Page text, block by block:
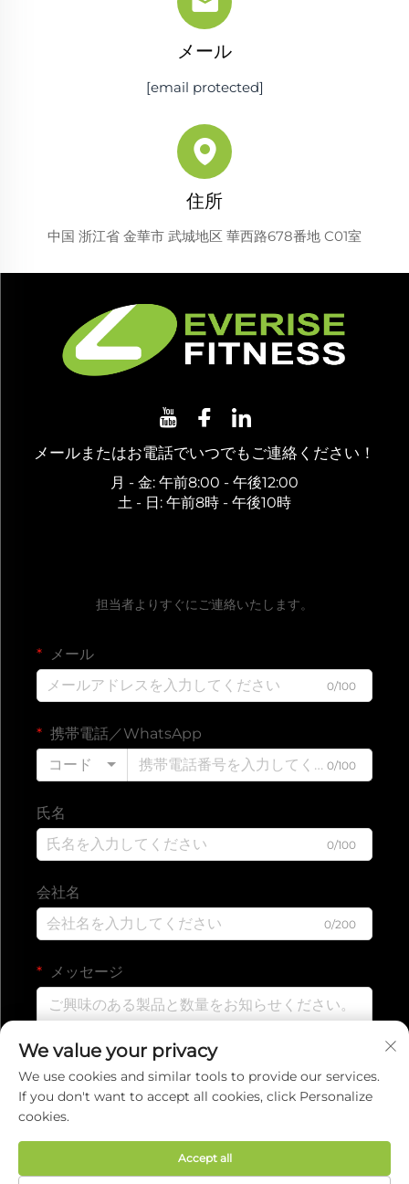
メール
[email protected]
住所
中国 浙江省 金華市 武城地区 華西路678番地 C01室
メールまたはお電話でいつでもご連絡ください！
月 - 金: 午前8:00 - 午後12:00
土 - 日: 午前8時 - 午後10時
担当者よりすぐにご連絡いたします。
メール
0/100
携帯電話／WhatsApp
コード
0/100
氏名
0/100
会社名
0/200
メッセージ
We value your privacy
We use cookies and similar tools to provide our services.
If you don't want to accept all cookies, click Personalize
cookies.
Accept all